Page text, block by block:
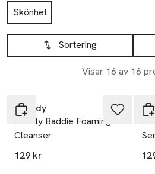
Hoppa till produktsidan
Skönhet
Hoppa till produktsidan
Sortering
Visar 16 av 16
Lista över produkter
Scandy
Bubbly Baddie Foaming
Cleanser
129 kr